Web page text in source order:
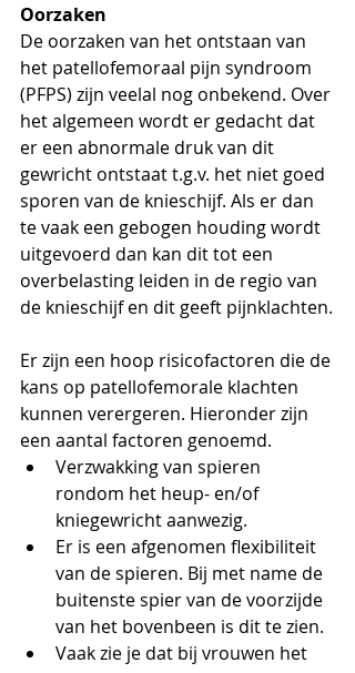
Oorzaken
De oorzaken van het ontstaan van
het patellofemoraal pijn syndroom
(PFPS) zijn veelal nog onbekend. Over
het algemeen wordt er gedacht dat
er een abnormale druk van dit
gewricht ontstaat t.g.v. het niet goed
sporen van de knieschijf. Als er dan
te vaak een gebogen houding wordt
uitgevoerd dan kan dit tot een
overbelasting leiden in de regio van
de knieschijf en dit geeft pijnklachten.
Er zijn een hoop risicofactoren die de
kans op patellofemorale klachten
kunnen verergeren. Hieronder zijn
een aantal factoren genoemd.
Verzwakking van spieren
rondom het heup- en/of
kniegewricht aanwezig.
Er is een afgenomen flexibiliteit
van de spieren. Bij met name de
buitenste spier van de voorzijde
van het bovenbeen is dit te zien.
Vaak zie je dat bij vrouwen het